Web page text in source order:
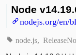
Node
nodejs.org/en/
node.js